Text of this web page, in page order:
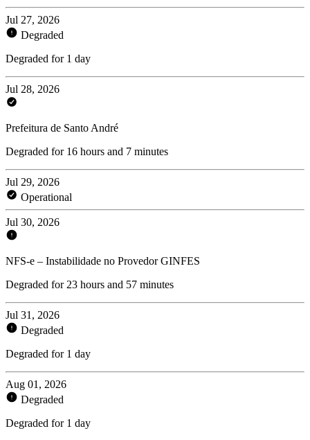
Jul 27, 2026
Degraded
Degraded for 1 day
Jul 28, 2026
Prefeitura de Santo André
Degraded for 16 hours and 7 minutes
Jul 29, 2026
Operational
Jul 30, 2026
NFS-e – Instabilidade no Provedor GINFES
Degraded for 23 hours and 57 minutes
Jul 31, 2026
Degraded
Degraded for 1 day
Aug 01, 2026
Degraded
Degraded for 1 day